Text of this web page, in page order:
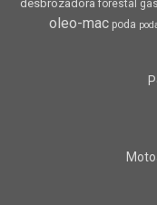
desbrozadora forestal
oleo-mac poda